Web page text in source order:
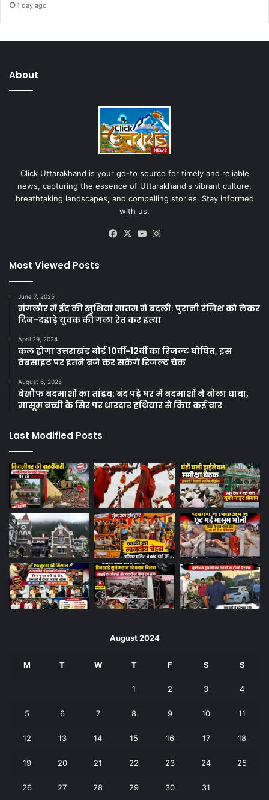
1 day ago
About
Click Uttarakhand is your go-to source for timely and reliable
news, capturing the essence of Uttarakhand's vibrant culture,
breathtaking landscapes, and compelling stories. Stay informed
with us.
Facebook
X YouTube
Most Viewed Posts
June 7, 2025
मंगलौर में ईद की खुशियां मातम में बदली: पुरानी रंजिश को लेकर
दिन-दहाड़े युवक की गला रेत कर हत्या
April 29, 2024
कल होगा उत्तराखंड बोर्ड 10वीं-12वीं का रिजल्ट घोषित, इस
वेबसाइट पर इतने बजे कर सकेंगे रिजल्ट चेक
August 6, 2025
बेखौफ बदमाशों का तांडव: बंद पड़े घर में बदमाशों ने बोला धावा,
मासूम बच्ची के सिर पर धारदार हथियार से किए कई वार
Last Modified Posts
August 2024
M T W T F S S
1 2 3 4
5 6 7 8 9 10 11
12 13 14 15 16 17 18
19 20 21 22 23 24 25
26 27 28 29 30 31